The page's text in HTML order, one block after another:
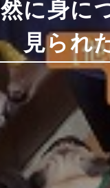
然に身に
見られ